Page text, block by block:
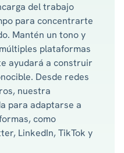
del trabajo
para concentrarte
Mantén un tono y
plataformas
ayudará a construir
Desde redes
nuestra
para adaptarse a
como
LinkedIn, TikTok y